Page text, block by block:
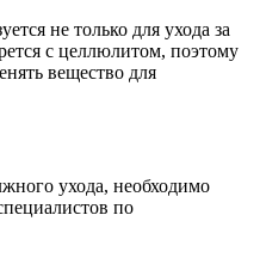
не только для ухода за
с целлюлитом, поэтому
вещество для
ухода, необходимо
по